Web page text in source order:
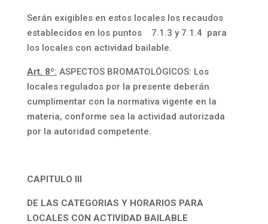
Serán exigibles en estos locales los recaudos
establecidos en los puntos 7.1.3 y 7.1.4 para
los locales con actividad bailable.
Art. 8º: ASPECTOS BROMATOLÓGICOS: Los
locales regulados por la presente deberán
cumplimentar con la normativa vigente en la
materia, conforme sea la actividad autorizada
por la autoridad competente.
CAPITULO III
DE LAS CATEGORIAS Y HORARIOS PARA
LOCALES CON ACTIVIDAD BAILABLE